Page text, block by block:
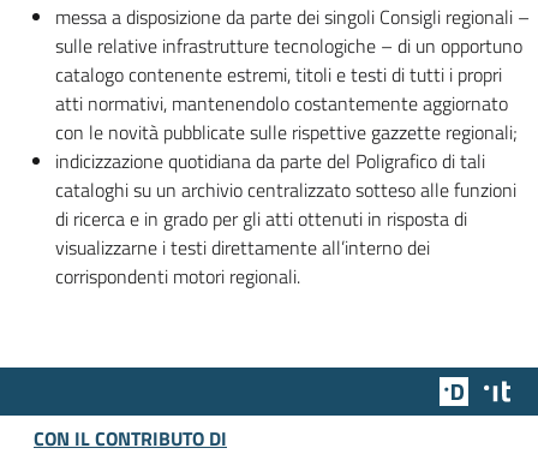
messa a disposizione da parte dei singoli Consigli regionali –
sulle relative infrastrutture tecnologiche – di un opportuno
catalogo contenente estremi, titoli e testi di tutti i propri
atti normativi, mantenendolo costantemente aggiornato
con le novità pubblicate sulle rispettive gazzette regionali;
indicizzazione quotidiana da parte del Poligrafico di tali
cataloghi su un archivio centralizzato sotteso alle funzioni
di ricerca e in grado per gli atti ottenuti in risposta di
visualizzarne i testi direttamente all’interno dei
corrispondenti motori regionali.
Team
CON IL CONTRIBUTO DI